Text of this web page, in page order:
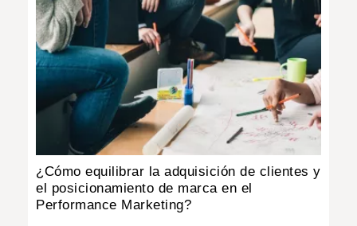
IMPRESO
¿Cómo equilibrar la adquisición de clientes y
el posicionamiento de marca en el
Performance Marketing?